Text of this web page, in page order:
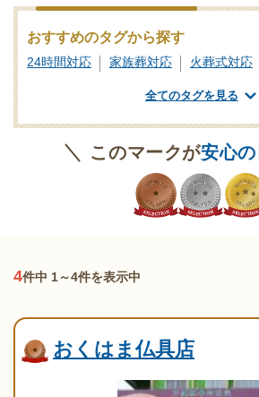
おすすめのタグから探す
24時間対応 家族葬対応 火葬式対応
全てのタグを見る
このマークが安心の
4件中 1～4件を表示中
おくはま仏具店